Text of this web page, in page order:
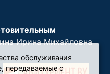
Ирина Михайловна
обслуживания
передаваемые с